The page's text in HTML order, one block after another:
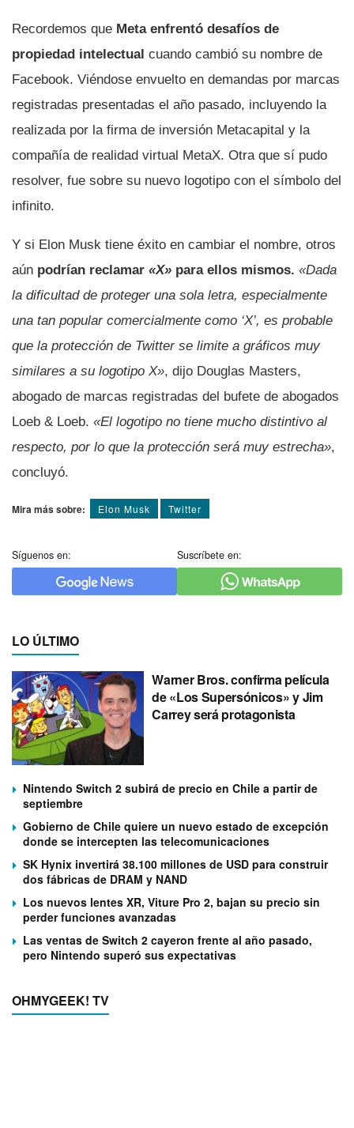
Recordemos que Meta enfrentó desafíos de
propiedad intelectual cuando cambió su nombre de
Facebook. Viéndose envuelto en demandas por marcas
registradas presentadas el año pasado, incluyendo la
realizada por la firma de inversión Metacapital y la
compañía de realidad virtual MetaX. Otra que sí pudo
resolver, fue sobre su nuevo logotipo con el símbolo del
infinito.
Y si Elon Musk tiene éxito en cambiar el nombre, otros
aún podrían reclamar «X» para ellos mismos. «Dada
la dificultad de proteger una sola letra, especialmente
una tan popular comercialmente como ‘X’, es probable
que la protección de Twitter se limite a gráficos muy
similares a su logotipo X», dijo Douglas Masters,
abogado de marcas registradas del bufete de abogados
Loeb & Loeb. «El logotipo no tiene mucho distintivo al
respecto, por lo que la protección será muy estrecha»,
concluyó.
Mira más sobre: Elon Musk Twitter
Síguenos en: Suscríbete en:
LO ÚLTIMO
Warner Bros. confirma película
de «Los Supersónicos» y Jim
Carrey será protagonista
Nintendo Switch 2 subirá de precio en Chile a partir de
septiembre
Gobierno de Chile quiere un nuevo estado de excepción
donde se intercepten las telecomunicaciones
SK Hynix invertirá 38.100 millones de USD para construir
dos fábricas de DRAM y NAND
Los nuevos lentes XR, Viture Pro 2, bajan su precio sin
perder funciones avanzadas
Las ventas de Switch 2 cayeron frente al año pasado,
pero Nintendo superó sus expectativas
OHMYGEEK! TV